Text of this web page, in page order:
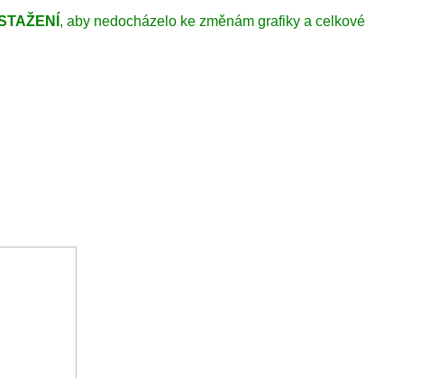
, aby nedocházelo ke změnám grafiky a celkové